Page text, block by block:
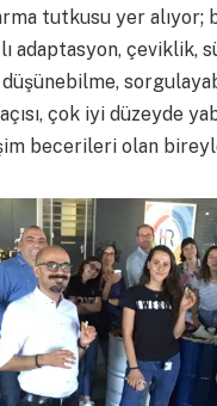
tutkusu yer alıyor;
adaptasyon, çeviklik,
çok iyi düzeyde
becerileri olan